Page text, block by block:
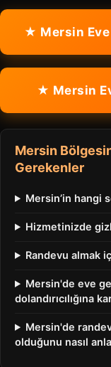
★ Mersin Eve
★ Mersin
Mersin
Gerekenler
Mersin’in hangi
Hizmetinizde
Randevu almak
Mersin'de eve
dolandırıcılığına
Mersin'de
olduğunu nasıl